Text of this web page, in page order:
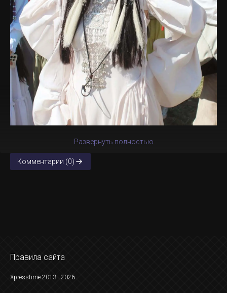
Развернуть полностью
Комментарии (0)
Правила сайта
Xpresstime 2013 - 2026